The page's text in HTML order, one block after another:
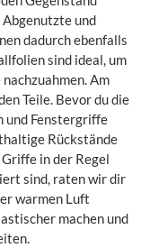
Abgenutzte und
dadurch ebenfalls
sind ideal, um
Am
Teile. Bevor du die
und Fenstergriffe
Rückstände
in der Regel
sind, raten wir dir
warmen Luft
machen und